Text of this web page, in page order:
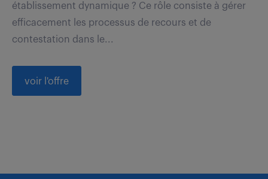
établissement dynamique ? Ce rôle consiste à gérer
efficacement les processus de recours et de
contestation dans le...
voir l'offre